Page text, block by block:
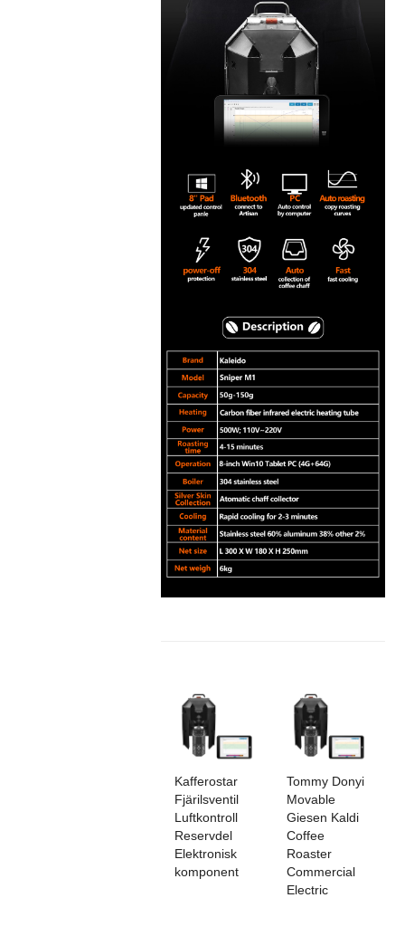
Kafferostar
Fjärilsventil
Luftkontroll
Reservdel
Elektronisk
komponent
Tommy Donyi
Movable
Giesen Kaldi
Coffee
Roaster
Commercial
Electric